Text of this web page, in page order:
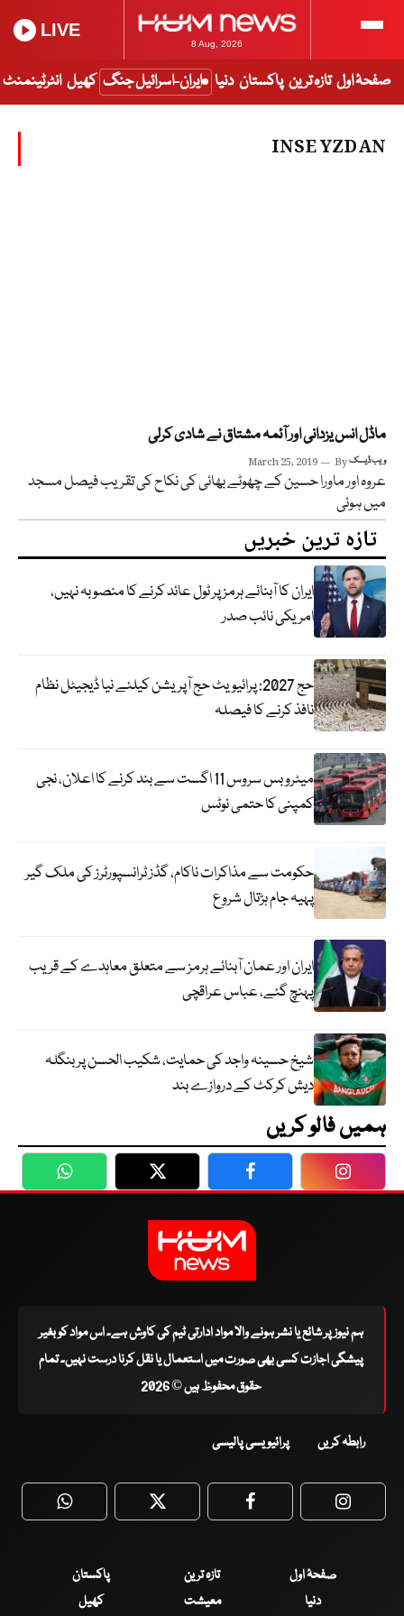
8 Aug, 2026
LIVE
صفحۂ اول تازہ ترین پاکستان دنیا ایران-اسرائیل جنگ کھیل انٹرٹینمنٹ
INSE YZDAN
ماڈل انس یزدانی اور آئمہ مشتاق نے شادی کرلی
March 25, 2019 Byویب ڈیسک
عروہ اور ماورا حسین کے چھوٹے بھائی کی نکاح کی تقریب فیصل مسجد
میں ہوئی
تازہ ترین خبریں
ایران کا آبنائے ہرمز پر ٹول عائد کرنے کا منصوبہ نہیں،
امریکی نائب صدر
حج 2027: پرائیویٹ حج آپریشن کیلئے نیا ڈیجیٹل نظام
نافذ کرنے کا فیصلہ
میٹرو بس سروس 11 اگست سے بند کرنے کا اعلان، نجی
کمپنی کا حتمی نوٹس
حکومت سے مذاکرات ناکام، گڈز ٹرانسپورٹرز کی ملک گیر
پہیہ جام ہڑتال شروع
ایران اور عمان آبنائے ہرمز سے متعلق معاہدے کے قریب
پہنچ گئے، عباس عراقچی
شیخ حسینہ واجد کی حمایت، شکیب الحسن پر بنگلہ
دیش کرکٹ کے دروازے بند
ہمیں فالو کریں
WhatsApp Twitter Facebook
ہم نیوز پر شائع یا نشر ہونے والا مواد ادارتی ٹیم کی کاوش ہے۔ اس مواد کو بغیر
پیشگی اجازت کسی بھی صورت میں استعمال یا نقل کرنا درست نہیں۔ تمام
حقوق محفوظ ہیں © 2026
رابطہ کریں پرائیویسی پالیسی
WhatsApp Twitter Facebook
صفحۂ اول تازہ ترین
پاکستان
دنیا
معیشت کھیل